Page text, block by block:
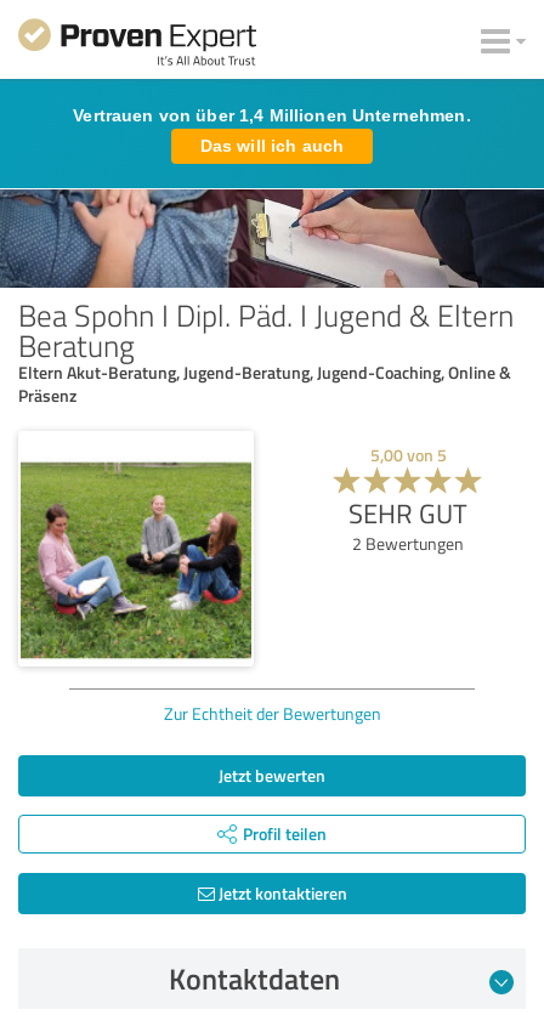
Vertrauen von über 1,4 Millionen Unternehmen.
Das will ich auch
Bea Spohn I Dipl. Päd. I Jugend & Eltern
Beratung
Eltern Akut-Beratung, Jugend-Beratung, Jugend-Coaching, Online &
Präsenz
5,00von 5
SEHR GUT
2 Bewertungen
Zur Echtheit der Bewertungen
Jetzt bewerten
Profil teilen
Jetzt kontaktieren
Kontaktdaten